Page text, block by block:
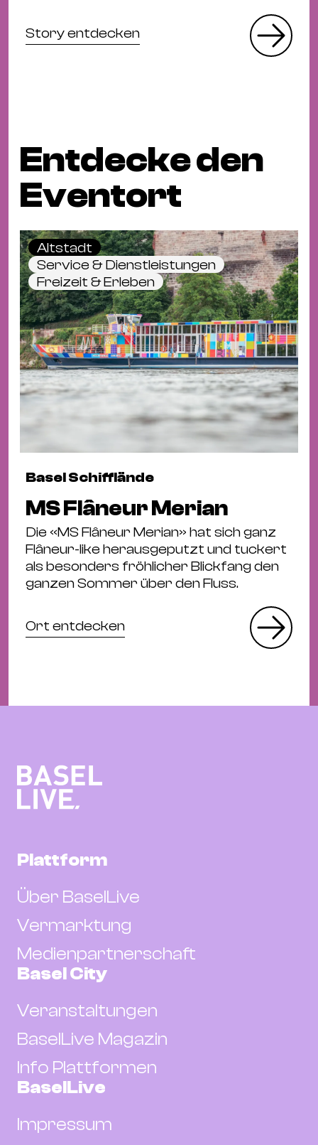
Story entdecken
Entdecke den
Eventort
Altstadt
Service & Dienstleistungen
Freizeit & Erleben
Basel Schifflände
MS Flâneur Merian
Die «MS Flâneur Merian» hat sich ganz
Flâneur-like herausgeputzt und tuckert
als besonders fröhlicher Blickfang den
ganzen Sommer über den Fluss.
Ort entdecken
Plattform
Über BaselLive
Vermarktung
Medienpartnerschaft
Basel City
Veranstaltungen
BaselLive Magazin
Info Plattformen
BaselLive
Impressum